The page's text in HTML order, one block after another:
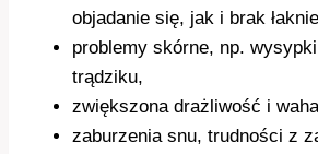
objadanie się, jak i brak
problemy skórne, np.
trądziku,
zwiększona drażliwość i
zaburzenia snu, trudności z